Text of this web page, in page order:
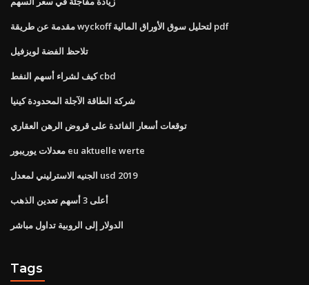
مقدمة عن طريقة wyckoff لتحليل سوق الأوراق المالية pdf
تلاحظ الفضة لويزفيل
كيف لشراء أسهم النفط cbd
شركة الطاقة الآجلة المحدودة كينيا
توقعات أسعار الفائدة على قروض الرهن العقاري
معدلات يوريبور eu aktuelle werte
الجنيه الاسترليني لمعدل usd 2019
أعلى 3 أسهم تعدين الذهب
الدولار إلى الروبية تداول مباشر
Tags